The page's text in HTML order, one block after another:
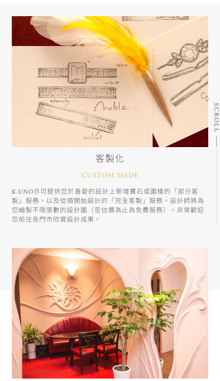
客製化
CUSTOM MADE
K.UNO亦可提供您於喜愛的設計上新增寶石或圖樣的「部分客
製」服務，以及從頭開始設計的「完全客製」服務。設計師將為
您繪製不限張數的設計圖（至估價為止為免費服務）。非常歡迎
您前往各門市欣賞設計成果。